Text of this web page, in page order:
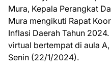
Mura, Kepala Perangkat
Mura mengikuti Rapat
Inflasi Daerah Tahun
virtual bertempat di aula
Senin (22/1/2024).